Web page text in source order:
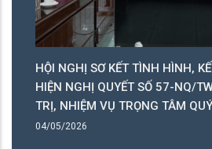
HỘI NGHỊ SƠ KẾT TÌNH HÌNH,
HIỆN NGHỊ QUYẾT SỐ 57-NQ/
TRỊ, NHIỆM VỤ TRỌNG TÂM
04/05/2026